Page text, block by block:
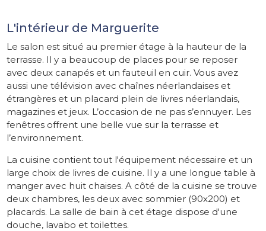
L'intérieur de Marguerite
Le salon est situé au premier étage à la hauteur de la
terrasse. Il y a beaucoup de places pour se reposer
avec deux canapés et un fauteuil en cuir. Vous avez
aussi une télévision avec chaînes néerlandaises et
étrangères et un placard plein de livres néerlandais,
magazines et jeux. L’occasion de ne pas s’ennuyer. Les
fenêtres offrent une belle vue sur la terrasse et
l’environnement.
La cuisine contient tout l'équipement nécessaire et un
large choix de livres de cuisine. Il y a une longue table à
manger avec huit chaises. A côté de la cuisine se trouve
deux chambres, les deux avec sommier (90x200) et
placards. La salle de bain à cet étage dispose d'une
douche, lavabo et toilettes.